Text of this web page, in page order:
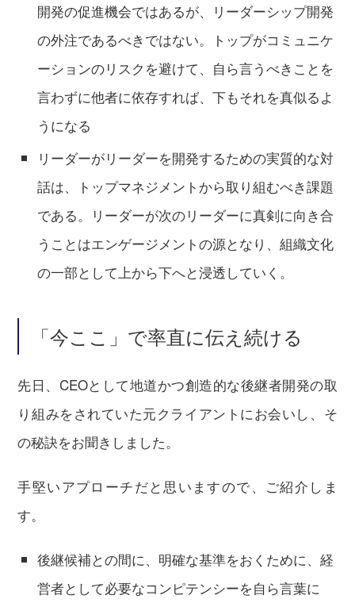
開発の促進機会ではあるが、リーダーシップ開発
の外注であるべきではない。トップがコミュニケ
ーションのリスクを避けて、自ら言うべきことを
言わずに他者に依存すれば、下もそれを真似るよ
うになる
リーダーがリーダーを開発するための実質的な対
話は、トップマネジメントから取り組むべき課題
である。リーダーが次のリーダーに真剣に向き合
うことはエンゲージメントの源となり、組織文化
の一部として上から下へと浸透していく。
「今ここ」で率直に伝え続ける
先日、CEOとして地道かつ創造的な後継者開発の取
り組みをされていた元クライアントにお会いし、そ
の秘訣をお聞きしました。
手堅いアプローチだと思いますので、ご紹介しま
す。
後継候補との間に、明確な基準をおくために、経
営者として必要なコンピテンシーを自ら言葉に